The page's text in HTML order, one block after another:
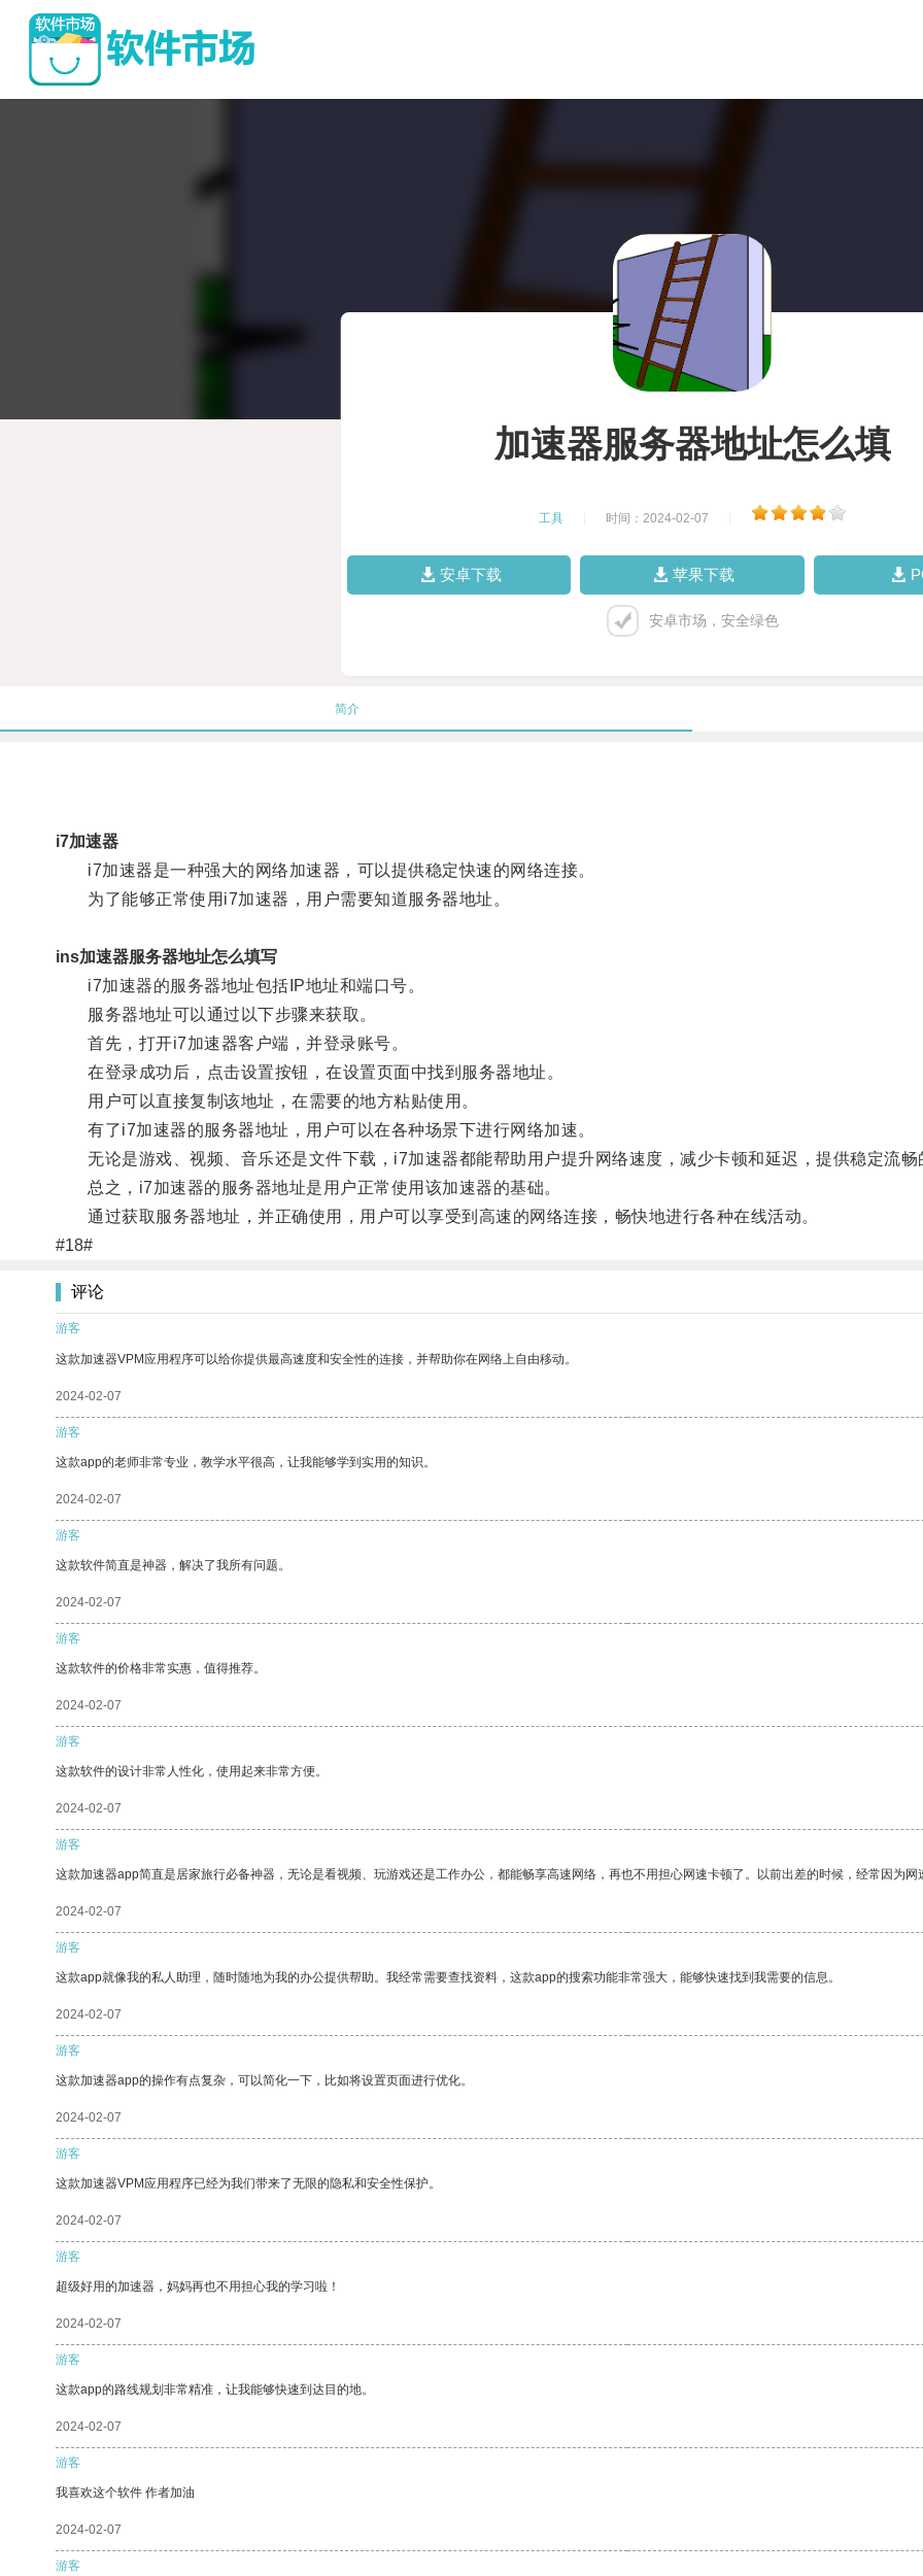
加速器服务器地址怎么填
工具 时间：2024-02-07
安卓下载 苹果下载
安卓市场，安全绿色
简介
i7加速器
i7加速器是一种强大的网络加速器，可以提供稳定快速的网络连接。
为了能够正常使用i7加速器，用户需要知道服务器地址。
ins加速器服务器地址怎么填写
i7加速器的服务器地址包括IP地址和端口号。
服务器地址可以通过以下步骤来获取。
首先，打开i7加速器客户端，并登录账号。
在登录成功后，点击设置按钮，在设置页面中找到服务器地址。
用户可以直接复制该地址，在需要的地方粘贴使用。
有了i7加速器的服务器地址，用户可以在各种场景下进行网络加速。
无论是游戏、视频、音乐还是文件下载，i7加速器都能帮助用户提升网络速度，减少卡顿和延迟，提供稳定流畅
总之，i7加速器的服务器地址是用户正常使用该加速器的基础。
通过获取服务器地址，并正确使用，用户可以享受到高速的网络连接，畅快地进行各种在线活动。
#18#
评论
游客
这款加速器VPM应用程序可以给你提供最高速度和安全性的连接，并帮助你在网络上自由移动。
2024-02-07
游客
这款app的老师非常专业，教学水平很高，让我能够学到实用的知识。
2024-02-07
游客
这款软件简直是神器，解决了我所有问题。
2024-02-07
游客
这款软件的价格非常实惠，值得推荐。
2024-02-07
游客
这款软件的设计非常人性化，使用起来非常方便。
2024-02-07
游客
这款加速器app简直是居家旅行必备神器，无论是看视频、玩游戏还是工作办公，都能畅享高速网络，再也不用担心网速卡顿了。以前出差的时候，经常因为
2024-02-07
游客
这款app就像我的私人助理，随时随地为我的办公提供帮助。我经常需要查找资料，这款app的搜索功能非常强大，能够快速找到我需要的信息。
2024-02-07
游客
这款加速器app的操作有点复杂，可以简化一下，比如将设置页面进行优化。
2024-02-07
游客
这款加速器VPM应用程序已经为我们带来了无限的隐私和安全性保护。
2024-02-07
游客
超级好用的加速器，妈妈再也不用担心我的学习啦！
2024-02-07
游客
这款app的路线规划非常精准，让我能够快速到达目的地。
2024-02-07
游客
我喜欢这个软件 作者加油
2024-02-07
游客